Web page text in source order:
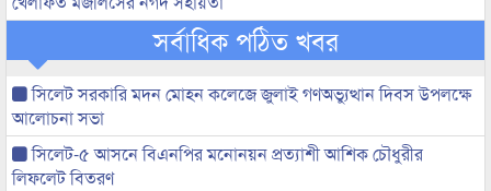
সর্বাধিক পঠিত খবর
সিলেট সরকারি মদন মোহন কলেজে জুলাই গণঅভ্যুত্থান দিবস উপলক্ষে
আলোচনা সভা
সিলেট-৫ আসনে বিএনপির মনোনয়ন প্রত্যাশী আশিক চৌধুরীর
লিফলেট বিতরণ